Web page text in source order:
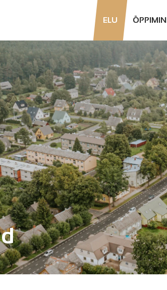
ELU
ERINEVAD
TOETUSED
KINNISVARA
PAKKUMISED
LOOD
EASÕBRALIK
PÄRNUMAA
PÄRNUMAA
KOOLID